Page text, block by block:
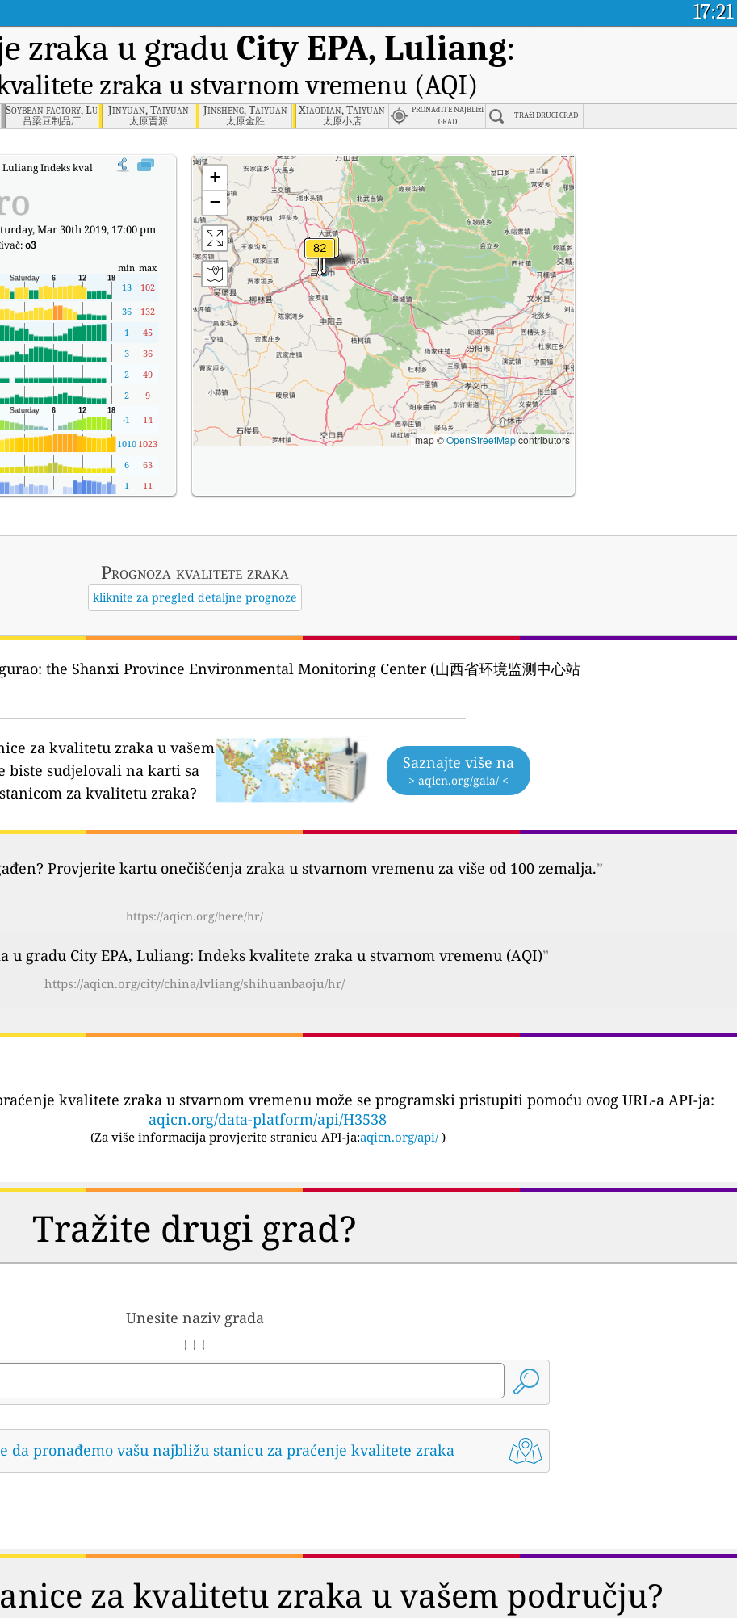
17:21
zraka u gradu City EPA, Luliang:
zraka u stvarnom vremenu (AQI)
Soybean factory, Luliang
吕梁豆制品厂
Jinyuan, Taiyuan
太原晋源
Jinsheng, Taiyuan
太原金胜
Xiaodian, Taiyuan
太原小店
PRONAđITE NAJBLIžI
GRAD
TRAžI DRUGI GRAD
Luliang Indeks kvalitete zraka (AQI) u stvarnom vremenu.
Mar 30th 2019, 17:00 pm
o3
min max
13
102
36
132
1
45
3
36
2
49
2
9
-1
14
1010 1023
6
63
1 11
+
−
map ©OpenStreetMapcontributors
Prognoza kvalitete zraka
kliknite za pregled detaljne prognoze
the Shanxi Province Environmental Monitoring Center (山西省环境监测中心站
za kvalitetu zraka u vašem
biste sudjelovali na karti sa
za kvalitetu zraka?
Saznajte više na
> aqicn.org/gaia/ <
Provjerite kartu onečišćenja zraka u stvarnom vremenu za više od 100 zemalja.”
https://aqicn.org/here/hr/
u gradu City EPA, Luliang: Indeks kvalitete zraka u stvarnom vremenu (AQI)”
https://aqicn.org/city/china/lvliang/shihuanbaoju/hr/
kvalitete zraka u stvarnom vremenu može se programski pristupiti pomoću ovog URL-a API-ja:
aqicn.org/data-platform/api/H3538
(Za više informacija provjerite stranicu API-ja:aqicn.org/api/ )
Tražite drugi grad?
Unesite naziv grada
↓ ↓ ↓
da pronađemo vašu najbližu stanicu za praćenje kvalitete zraka
za kvalitetu zraka u vašem području?